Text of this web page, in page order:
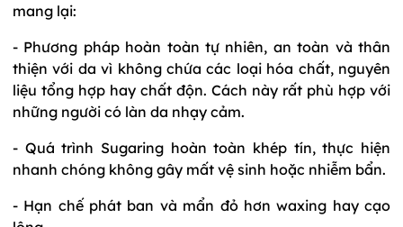
mang lại:
- Phương pháp hoàn toàn tự nhiên, an toàn và thân
thiện với da vì không chứa các loại hóa chất, nguyên
liệu tổng hợp hay chất độn. Cách này rất phù hợp với
những người có làn da nhạy cảm.
- Quá trình Sugaring hoàn toàn khép tín, thực hiện
nhanh chóng không gây mất vệ sinh hoặc nhiễm bẩn.
- Hạn chế phát ban và mẩn đỏ hơn waxing hay cạo